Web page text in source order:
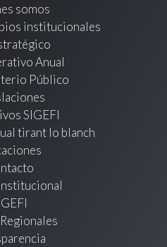
somos
institucionales
Anual
Público
SIGEFI
tirant lo blanch